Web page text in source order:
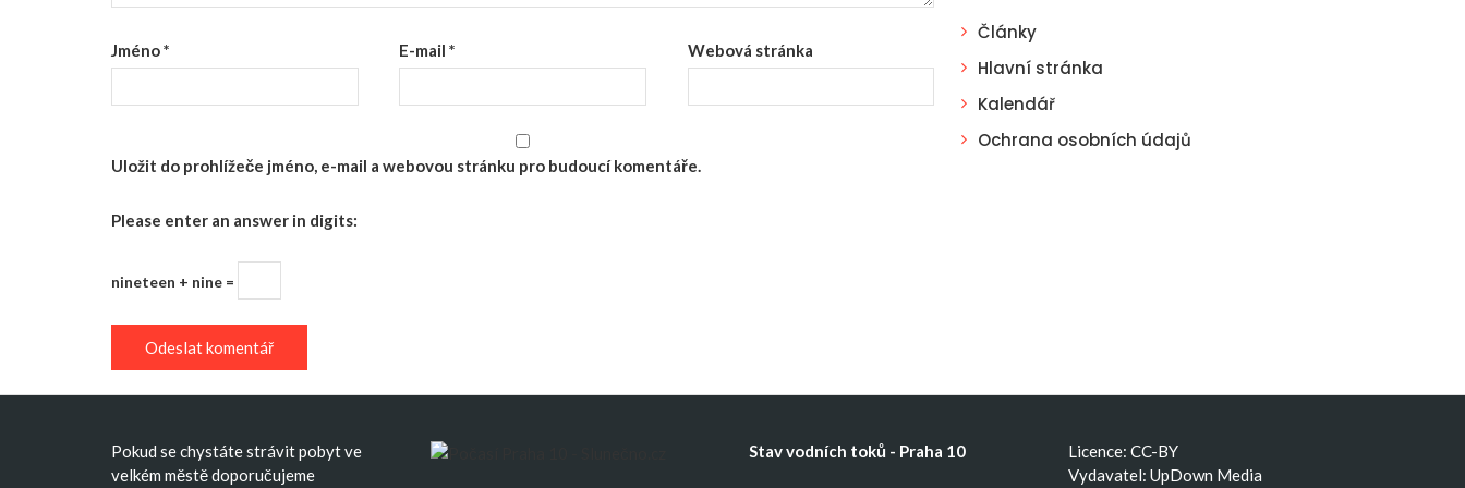
Jméno* E-mail* Webová stránka
Uložit do prohlížeče jméno, e-mail a webovou stránku pro budoucí komentáře.
Please enter an answer in digits:
nineteen + nine =
Články
Hlavní stránka
Kalendář
Ochrana osobních údajů
Pokud se chystáte strávit pobyt ve
velkém městě doporučujeme
Stav vodních toků - Praha 10
Licence: CC-BY
Vydavatel: UpDown Media